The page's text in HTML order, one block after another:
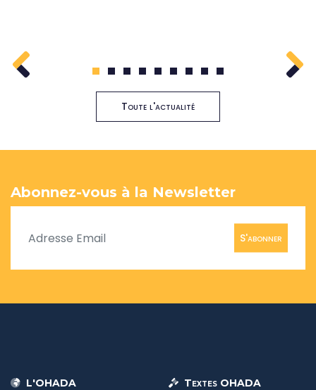
1 2 3 4 5 6 7 8 9
Toute l'actualité
Abonnez-vous à la Newsletter
S'abonner
L'OHADA Textes OHADA